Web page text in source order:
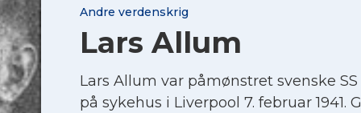
Andre verdenskrig
Lars Allum
Lars Allum var påmønstret svenske SS
på sykehus i Liverpool 7. februar 1941.